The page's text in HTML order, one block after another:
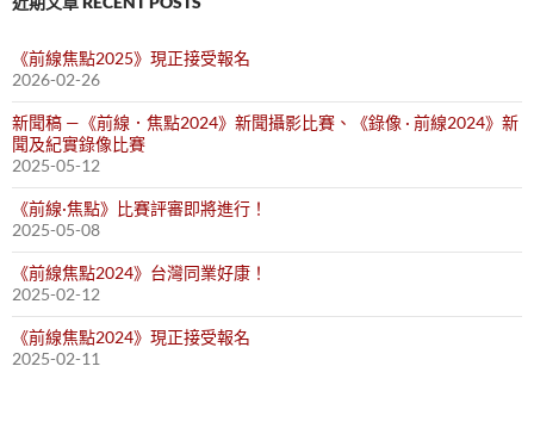
《前線焦點2025》現正接受報名
2026-02-26
新聞稿 —《前線．焦點2024》新聞攝影比賽、《錄像 · 前線2024》新
聞及紀實錄像比賽
2025-05-12
《前線·焦點》比賽評審即將進行！
2025-05-08
《前線焦點2024》台灣同業好康！
2025-02-12
《前線焦點2024》現正接受報名
2025-02-11